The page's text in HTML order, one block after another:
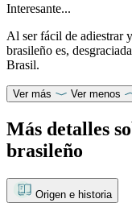
Interesante...
Al ser fácil de adiestrar
brasileño es,
Brasil.
Ver más Ver menos
Más detalles
brasileño
Origen e historia